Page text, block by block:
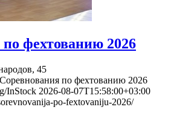
фехтованию 2026
45
Соревнования по фехтованию 2026
InStock 2026-08-07T15:58:00+03:00
po-fextovaniju-2026/